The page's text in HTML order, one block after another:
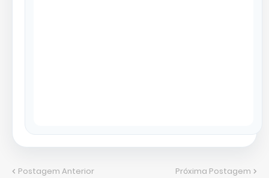
Postagem Anterior Próxima Postagem